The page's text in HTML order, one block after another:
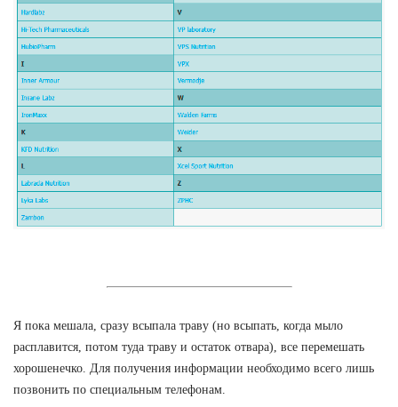
Я пока мешала, сразу всыпала траву (но всыпать, когда мыло
расплавится, потом туда траву и остаток отвара), все перемешать
хорошенечко. Для получения информации необходимо всего лишь
позвонить по специальным телефонам.